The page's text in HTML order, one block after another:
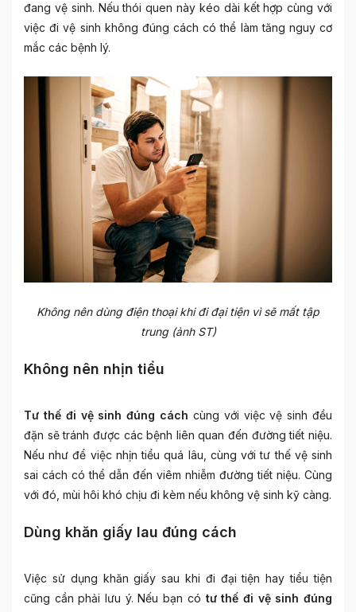
đang vệ sinh. Nếu thói quen này kéo dài kết hợp cùng với
việc đi vệ sinh không đúng cách có thể làm tăng nguy cơ
mắc các bệnh lý.
Không nên dùng điện thoại khi đi đại tiện vì sẽ mất tập
trung (ảnh ST)
Không nên nhịn tiểu
Tư thế đi vệ sinh đúng cách cùng với việc vệ sinh đều
đặn sẽ tránh được các bệnh liên quan đến đường tiết niệu.
Nếu như để việc nhịn tiểu quá lâu, cùng với tư thế vệ sinh
sai cách có thể dẫn đến viêm nhiễm đường tiết niệu. Cùng
với đó, mùi hôi khó chịu đi kèm nếu không vệ sinh kỹ càng.
Dùng khăn giấy lau đúng cách
Việc sử dụng khăn giấy sau khi đi đại tiện hay tiểu tiện
cũng cần phải lưu ý. Nếu bạn có tư thế đi vệ sinh đúng